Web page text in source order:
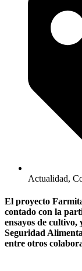
Actualidad,
El proyecto
contado con la
ensayos de
Seguridad
entre otros